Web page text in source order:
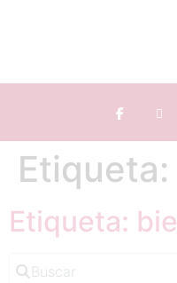
Etiqueta: